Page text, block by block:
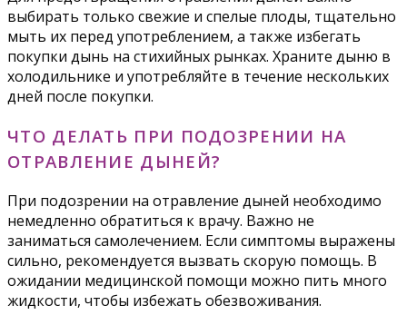
выбирать только свежие и спелые плоды, тщательно
мыть их перед употреблением, а также избегать
покупки дынь на стихийных рынках. Храните дыню в
холодильнике и употребляйте в течение нескольких
дней после покупки.
ЧТО ДЕЛАТЬ ПРИ ПОДОЗРЕНИИ НА
ОТРАВЛЕНИЕ ДЫНЕЙ?
При подозрении на отравление дыней необходимо
немедленно обратиться к врачу. Важно не
заниматься самолечением. Если симптомы выражены
сильно, рекомендуется вызвать скорую помощь. В
ожидании медицинской помощи можно пить много
жидкости, чтобы избежать обезвоживания.